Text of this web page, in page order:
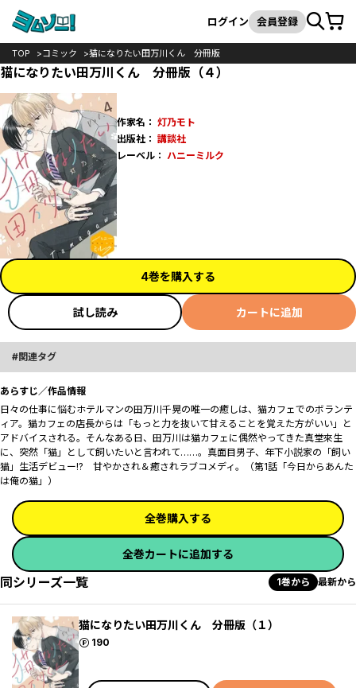
検索
ログイン 会員登録カート
TOP コミック 猫になりたい田万川くん 分冊版
猫になりたい田万川くん 分冊版（４）
作家名： 灯乃モト
出版社： 講談社
レーベル： ハニーミルク
4巻を購入する
試し読み カートに追加
関連タグ
あらすじ／作品情報
日々の仕事に悩むホテルマンの田万川千晃の唯一の癒しは、猫カフェでのボランテ
ィア。猫カフェの店長からは「もっと力を抜いて甘えることを覚えた方がいい」と
アドバイスされる。そんなある日、田万川は猫カフェに偶然やってきた真堂來生
に、突然「猫」として飼いたいと言われて……。真面目男子、年下小説家の「飼い
猫」生活デビュー!? 甘やかされ＆癒されラブコメディ。（第1話「今日からあんた
は俺の猫」）
全巻購入する
全巻カートに追加する
同シリーズ一覧 1巻から 最新から
猫になりたい田万川くん 分冊版（１）
190
ポイント